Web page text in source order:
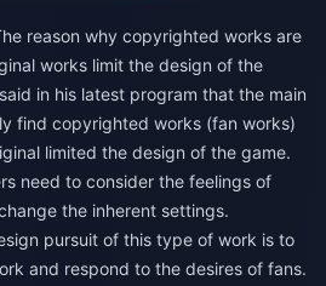
reason why copyrighted works are
works limit the design of the
in his latest program that the main
find copyrighted works (fan works)
limited the design of the game.
need to consider the feelings of
the inherent settings.
pursuit of this type of work is to
and respond to the desires of fans.